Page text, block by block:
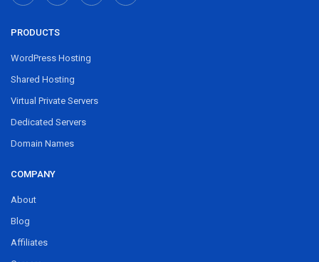
PRODUCTS
WordPress Hosting
Shared Hosting
Virtual Private Servers
Dedicated Servers
Domain Names
COMPANY
About
Blog
Affiliates